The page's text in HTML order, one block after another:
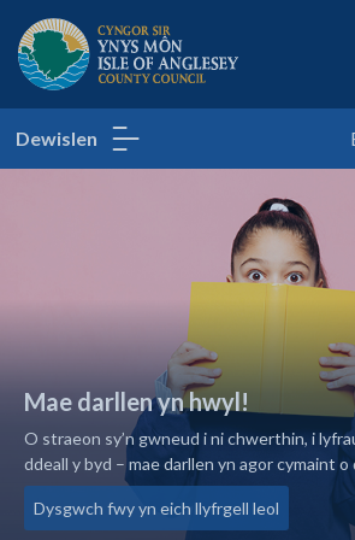
Cyngor Sir Ynys Môn -
Dewislen
Mae darllen yn hwyl!
O straeon sy’n gwneud i ni chwerthin, i
ddeall y byd – mae darllen yn agor cymaint o
Dysgwch fwy yn eich llyfrgell leol